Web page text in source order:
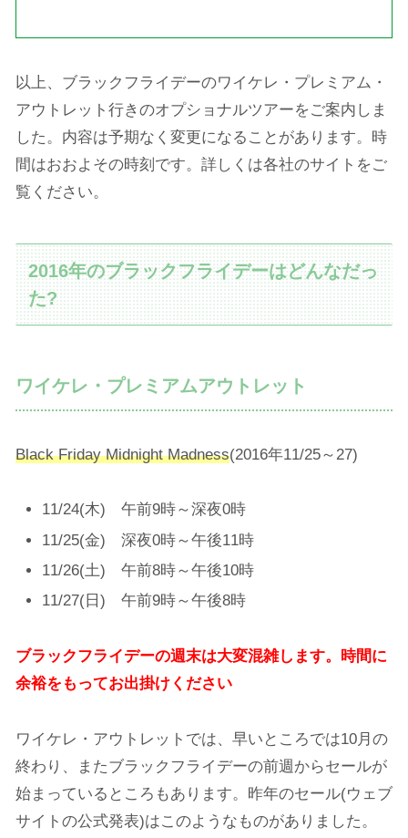
以上、ブラックフライデーのワイケレ・プレミアム・
アウトレット行きのオプショナルツアーをご案内しま
した。内容は予期なく変更になることがあります。時
間はおおよその時刻です。詳しくは各社のサイトをご
覧ください。
2016年のブラックフライデーはどんなだっ
た?
ワイケレ・プレミアムアウトレット
Black Friday Midnight Madness(2016年11/25～27)
11/24(木) 午前9時～深夜0時
11/25(金) 深夜0時～午後11時
11/26(土) 午前8時～午後10時
11/27(日) 午前9時～午後8時
ブラックフライデーの週末は大変混雑します。時間に
余裕をもってお出掛けください
ワイケレ・アウトレットでは、早いところでは10月の
終わり、またブラックフライデーの前週からセールが
始まっているところもあります。昨年のセール(ウェブ
サイトの公式発表)はこのようなものがありました。